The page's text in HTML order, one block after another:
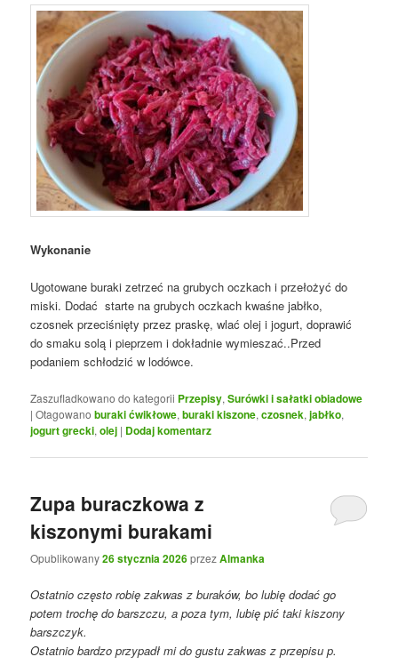
Wykonanie
Ugotowane buraki zetrzeć na grubych oczkach i przełożyć do
miski. Dodać starte na grubych oczkach kwaśne jabłko,
czosnek przeciśnięty przez praskę, wlać olej i jogurt, doprawić
do smaku solą i pieprzem i dokładnie wymieszać..Przed
podaniem schłodzić w lodówce.
Zaszufladkowano do kategorii Przepisy,Surówki i sałatki obiadowe
|Otagowano buraki ćwikłowe,buraki kiszone,czosnek,jabłko,
jogurt grecki,olej | Dodaj komentarz
Zupa buraczkowa z
kiszonymi burakami
Opublikowany26 stycznia 2026przezAlmanka
Ostatnio często robię zakwas z buraków, bo lubię dodać go
potem trochę do barszczu, a poza tym, lubię pić taki kiszony
barszczyk.
Ostatnio bardzo przypadł mi do gustu zakwas z przepisu p.